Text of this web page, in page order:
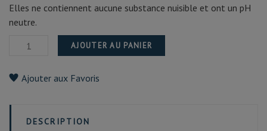
Elles ne contiennent aucune substance nuisible et ont un pH
neutre.
AJOUTER AU PANIER
Ajouter aux Favoris
DESCRIPTION